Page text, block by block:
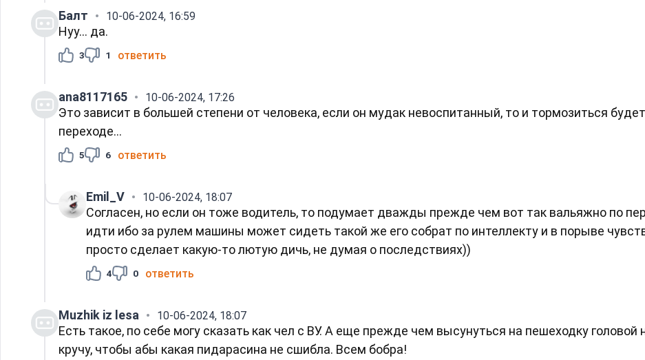
Балт 10-06-2024, 16:59
Нуу... да.
3 1 ответить
ana8117165 10-06-2024, 17:26
Это зависит в большей степени от человека, если он мудак невоспитанный, то и тормозиться
переходе...
5 6 ответить
Emil_V 10-06-2024, 18:07
Согласен, но если он тоже водитель, то подумает дважды прежде чем вот так вальяжно по
идти ибо за рулем машины может сидеть такой же его собрат по интеллекту и в порыве
просто сделает какую-то лютую дичь, не думая о последствиях))
4 0 ответить
Muzhik iz lesа 10-06-2024, 18:07
Есть такое, по себе могу сказать как чел с ВУ. А еще прежде чем высунуться на пешеходку головой
кручу, чтобы абы какая пидарасина не сшибла. Всем бобра!